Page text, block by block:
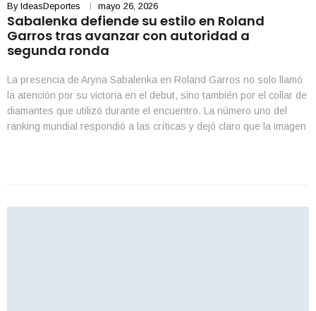
By IdeasDeportes mayo 26, 2026
Sabalenka defiende su estilo en Roland
Garros tras avanzar con autoridad a
segunda ronda
La presencia de Aryna Sabalenka en Roland Garros no solo llamó
la atención por su victoria en el debut, sino también por el collar de
diamantes que utilizó durante el encuentro. La número uno del
ranking mundial respondió a las críticas y dejó claro que la imagen